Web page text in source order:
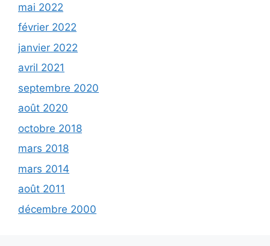
mai 2022
février 2022
janvier 2022
avril 2021
septembre 2020
août 2020
octobre 2018
mars 2018
mars 2014
août 2011
décembre 2000